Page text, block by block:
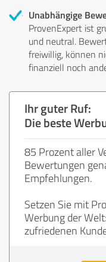
Unabhängige
ProvenExpert ist
und neutral.
freiwillig, können
finanziell noch
Ihr guter Ruf:
Die beste
85 Prozent aller
Bewertungen
Empfehlungen.
Setzen Sie mit
Werbung der
zufriedenen